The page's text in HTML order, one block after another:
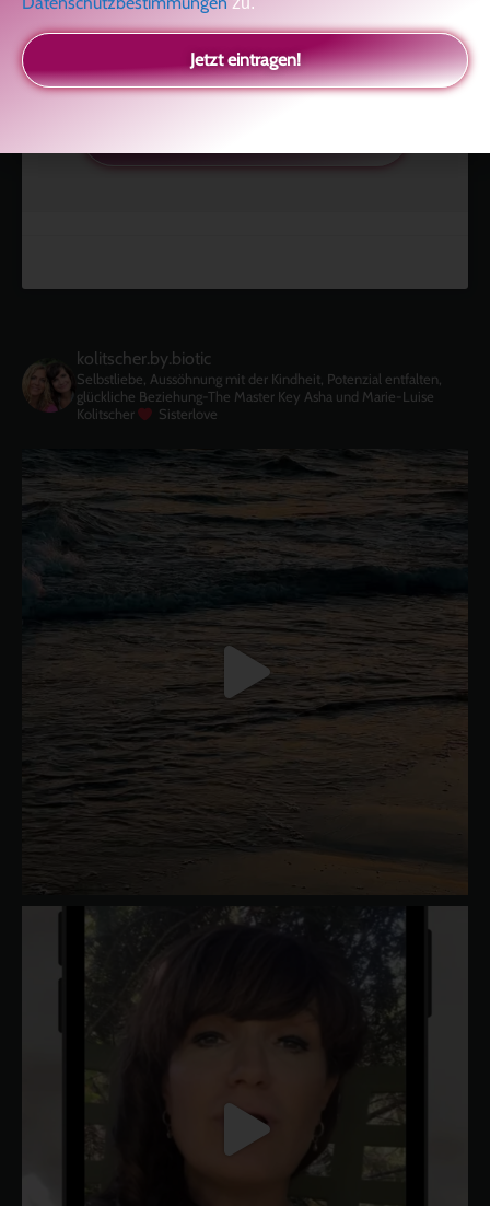
kolitscher.by.biotic
Selbstliebe, Aussöhnung mit der Kindheit, Potenzial entfalten,
glückliche Beziehung-The Master Key Asha und Marie-Luise
Kolitscher
Sisterlove
Jetzt eintragen!